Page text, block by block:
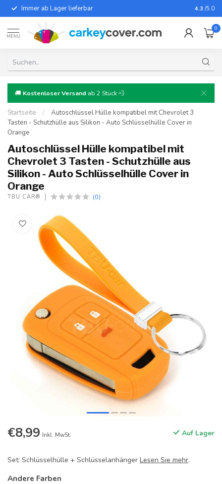
Immer ab Lager lieferbar Für fast
4.3 /5.0
MENU
0
🚚 Kostenloser Versand ab 2 Stück 💨
Startseite /
Autoschlüssel Hülle kompatibel mit Chevrolet 3
Tasten - Schutzhülle aus Silikon - Auto Schlüsselhülle Cover in
Orange
Autoschlüssel Hülle kompatibel mit
Chevrolet 3 Tasten - Schutzhülle aus
Silikon - Auto Schlüsselhülle Cover in
Orange
TBU CAR® (0)
€8,99 Inkl. MwSt. Auf Lager
Set: Schlüsselhülle + Schlüsselanhänger Lesen Sie mehr.
Andere Farben